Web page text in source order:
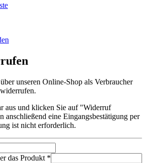
unseren Online-Shop als Verbraucher
aus und klicken Sie auf "Widerruf
anschließend eine Eingangsbestätigung per
ist nicht erforderlich.
das Produkt *